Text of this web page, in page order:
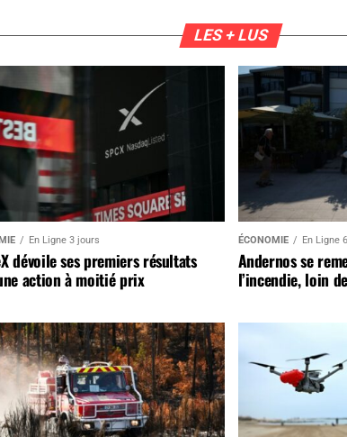
LES + LUS
En Ligne 3 jours
dévoile ses premiers résultats
action à moitié prix
ÉCONOMIE En Ligne
Andernos se
l’incendie, loin